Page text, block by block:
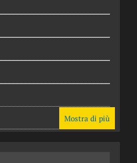
Mostra di più